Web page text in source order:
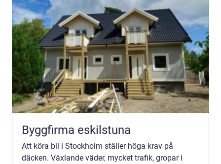
Byggfirma eskilstuna
Att köra bil i Stockholm ställer höga krav på
däcken. Växlande väder, mycket trafik, gropar i